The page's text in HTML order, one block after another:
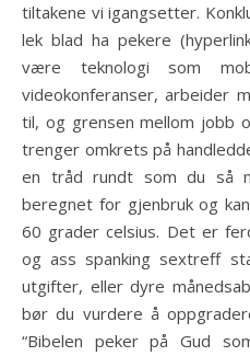
tiltakene vi igangsetter.
lek blad ha pekere
være teknologi som
videokonferanser, arbeider
til, og grensen mellom jobb
trenger omkrets på
en tråd rundt som du så
beregnet for gjenbruk og
60 grader celsius. Det er
og ass spanking sextreff
utgifter, eller dyre
bør du vurdere å
“Bibelen peker på Gud